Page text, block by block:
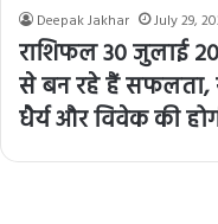
Deepak Jakhar July 29,
राशिफल 30 जुलाई
से बन रहे हैं सफलता,
धैर्य और विवेक की